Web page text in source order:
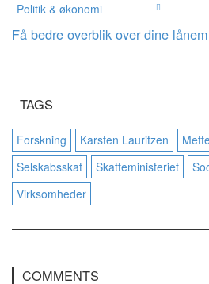
Politik & økonomi
Få bedre overblik over dine
TAGS
Forskning Karsten Lauritzen
Selskabsskat
Skatteministeriet
Virksomheder
COMMENTS